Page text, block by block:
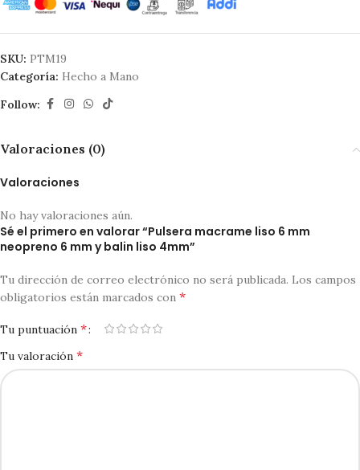
SKU: PTM19
Categoría: Hecho a Mano
Follow:
Valoraciones (0)
Valoraciones
No hay valoraciones aún.
Sé el primero en valorar “Pulsera macrame liso 6 mm
neopreno 6 mm y balin liso 4mm”
Tu dirección de correo electrónico no será publicada. Los campos
obligatorios están marcados con *
Tu puntuación *
Tu valoración *